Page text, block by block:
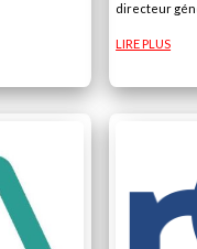
directeur
LIRE PLUS